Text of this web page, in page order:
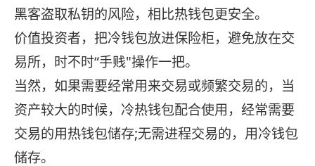
黑客盗取私钥的风险，相比热钱包更安全。
价值投资者，把冷钱包放进保险柜，避免放在交
易所，时不时“手贱"操作一把。
当然，如果需要经常用来交易或频繁交易的，当
资产较大的时候，冷热钱包配合使用，经常需要
交易的用热钱包储存;无需进程交易的，用冷钱包
储存。